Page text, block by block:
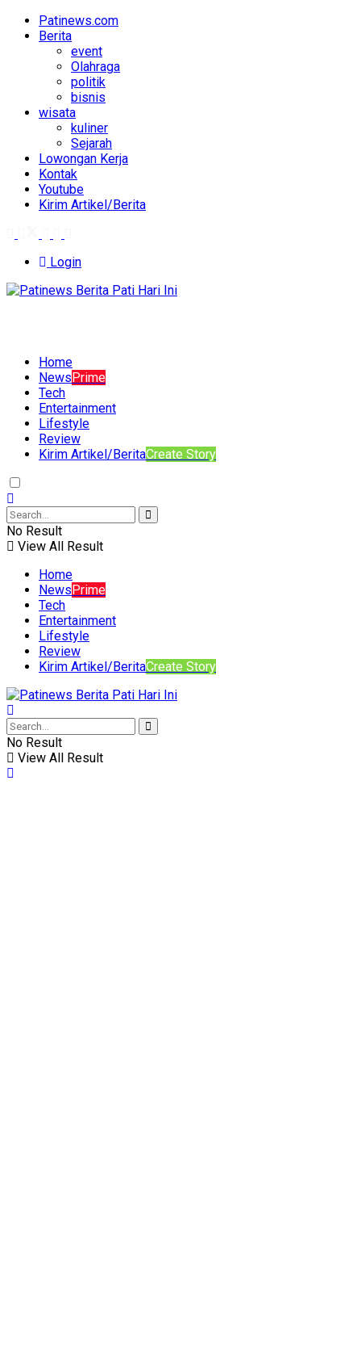
Patinews.com
Berita
event
Olahraga
politik
bisnis
wisata
kuliner
Sejarah
Lowongan Kerja
Kontak
Youtube
Kirim Artikel/Berita
Login
Home
NewsPrime
Tech
Entertainment
Lifestyle
Review
Kirim Artikel/BeritaCreate Story
No Result
View All Result
Home
NewsPrime
Tech
Entertainment
Lifestyle
Review
Kirim Artikel/BeritaCreate Story
No Result
View All Result